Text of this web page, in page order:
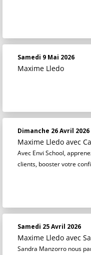
Samedi 9 Mai 2026
Maxime Lledo
Dimanche 26 Avril 2026
Maxime Lledo avec
Avec Envi School,
clients, booster votre
Samedi 25 Avril 2026
Maxime Lledo avec
Sandra Manzorro nous